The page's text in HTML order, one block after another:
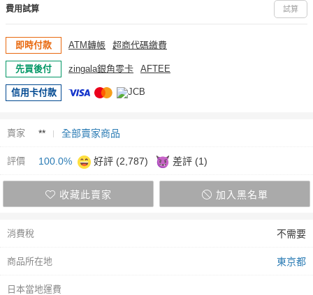
費用試算 試算
即時付款 ATM轉帳 超商代碼繳費
先買後付 zingala銀角零卡 AFTEE
信用卡付款
賣家 ** 全部賣家商品
評價 100.0% 好評 (2,787) 差評 (1)
收藏此賣家 加入黑名單
消費稅 不需要
商品所在地 東京都
日本當地運費